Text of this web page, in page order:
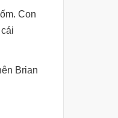
Con
Brian